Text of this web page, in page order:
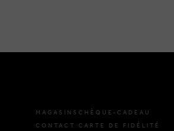
MAGASINS
CONTACT
CHÈQUE-CADEAU
CARTE DE FIDÉLITÉ